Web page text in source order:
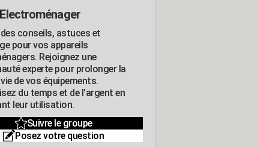
conseils, astuces et
pour vos appareils
Rejoignez une
experte pour prolonger la
de vos équipements.
du temps et de l'argent en
leur utilisation.
Suivre le groupe
Posez votre question